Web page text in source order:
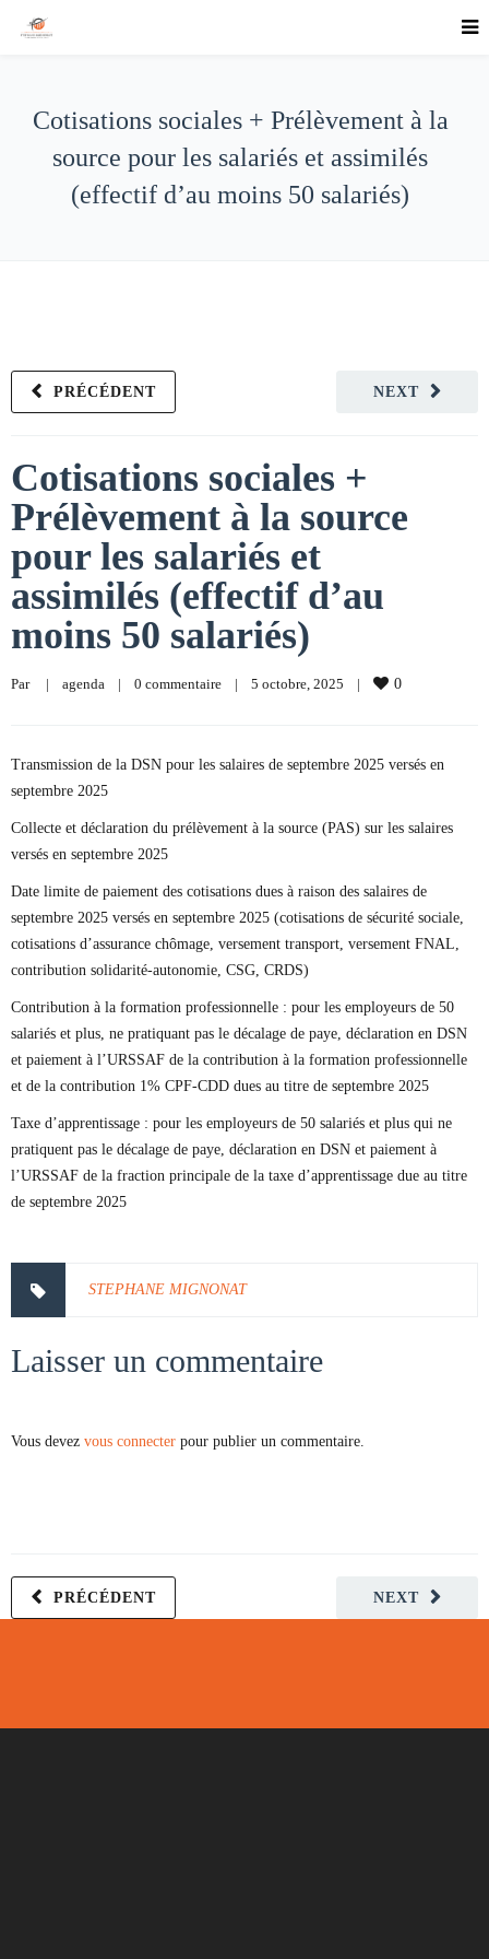
Cotisations sociales + Prélèvement à la
source pour les salariés et assimilés
(effectif d’au moins 50 salariés)
NEXT
PRÉCÉDENT
Cotisations sociales +
Prélèvement à la source
pour les salariés et
assimilés (effectif d’au
moins 50 salariés)
Par | agenda | 0 commentaire | 5 octobre, 2025 | 0
Transmission de la DSN pour les salaires de septembre 2025 versés en
septembre 2025
Collecte et déclaration du prélèvement à la source (PAS) sur les salaires
versés en septembre 2025
Date limite de paiement des cotisations dues à raison des salaires de
septembre 2025 versés en septembre 2025 (cotisations de sécurité sociale,
cotisations d’assurance chômage, versement transport, versement FNAL,
contribution solidarité-autonomie, CSG, CRDS)
Contribution à la formation professionnelle : pour les employeurs de 50
salariés et plus, ne pratiquant pas le décalage de paye, déclaration en DSN
et paiement à l’URSSAF de la contribution à la formation professionnelle
et de la contribution 1% CPF-CDD dues au titre de septembre 2025
Taxe d’apprentissage : pour les employeurs de 50 salariés et plus qui ne
pratiquent pas le décalage de paye, déclaration en DSN et paiement à
l’URSSAF de la fraction principale de la taxe d’apprentissage due au titre
de septembre 2025
STEPHANE MIGNONAT
Laisser un commentaire
Vous devez vous connecter pour publier un commentaire.
NEXT
PRÉCÉDENT